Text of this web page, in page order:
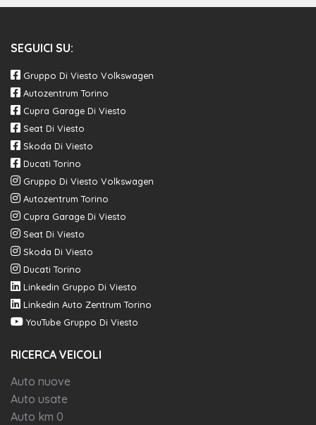
SEGUICI SU:
Gruppo Di Viesto Volkswagen
Autozentrum Torino
Cupra Garage Di Viesto
Seat Di Viesto
Skoda Di Viesto
Ducati Torino
Gruppo Di Viesto Volkswagen
Autozentrum Torino
Cupra Garage Di Viesto
Seat Di Viesto
Skoda Di Viesto
Ducati Torino
Linkedin Gruppo Di Viesto
Linkedin Auto Zentrum Torino
YouTube Gruppo Di Viesto
RICERCA VEICOLI
Auto nuove
Auto usate
Auto km 0